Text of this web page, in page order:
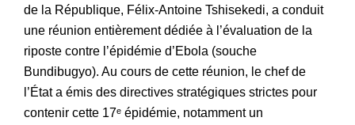
de la République, Félix-Antoine Tshisekedi, a conduit
une réunion entièrement dédiée à l’évaluation de la
riposte contre l’épidémie d’Ebola (souche
Bundibugyo). Au cours de cette réunion, le chef de
l’État a émis des directives stratégiques strictes pour
contenir cette 17ᵉ épidémie, notamment un